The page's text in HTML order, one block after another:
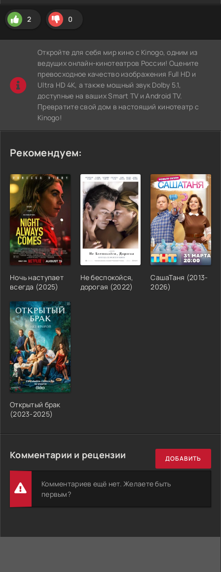
2 0
Откройте для себя мир кино с Kinogo, одним из
ведущих онлайн-кинотеатров России! Оцените
превосходное качество изображения Full HD и
Ultra HD 4K, а также мощный звук Dolby 5.1,
доступные на ваших Smart TV и Android TV.
Превратите свой дом в настоящий кинотеатр с
Kinogo!
Рекомендуем:
Ночь наступает
всегда (2025)
Не беспокойся,
дорогая (2022)
СашаТаня (2013-
2026)
Открытый брак
(2023-2025)
Комментарии и рецензии ДОБАВИТЬ
Комментариев ещё нет. Желаете быть
первым?